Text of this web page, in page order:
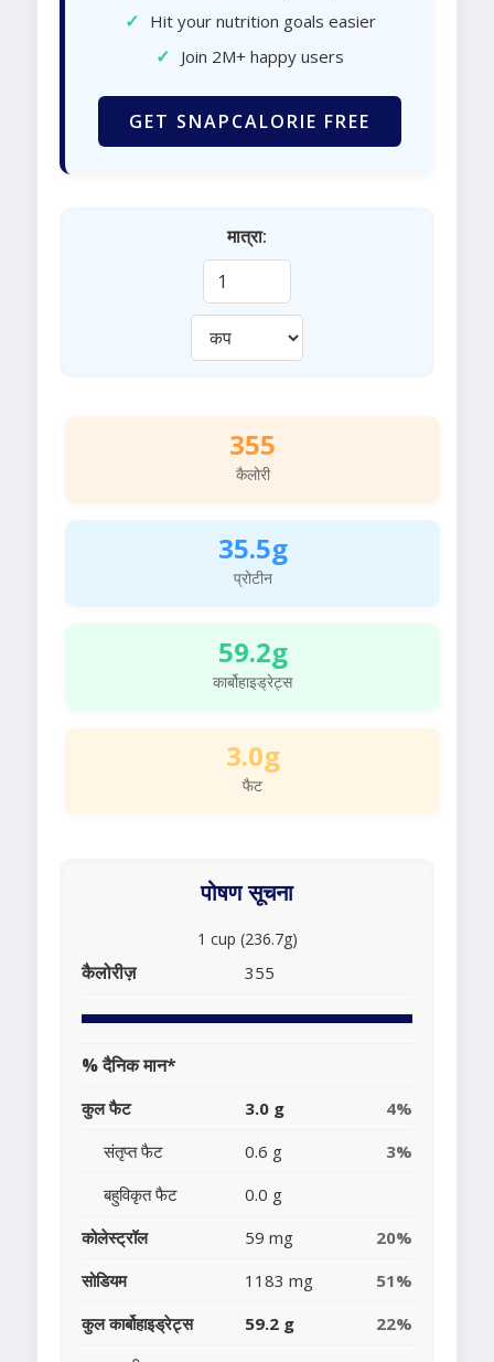
✓ Hit your nutrition goals easier
✓ Join 2M+ happy users
GET SNAPCALORIE FREE
मात्रा:
355
कैलोरी
35.5g
प्रोटीन
59.2g
कार्बोहाइड्रेट्स
3.0g
फैट
पोषण सूचना
1 cup (236.7g)
कैलोरीज़ 355
% दैनिक मान*
कुल फैट 3.0 g
4%
संतृप्त फैट
0.6 g
3%
बहुविकृत फैट
0.0 g
कोलेस्ट्रॉल
59 mg
20%
सोडियम
1183 mg
51%
कुल कार्बोहाइड्रेट्स
59.2 g
22%